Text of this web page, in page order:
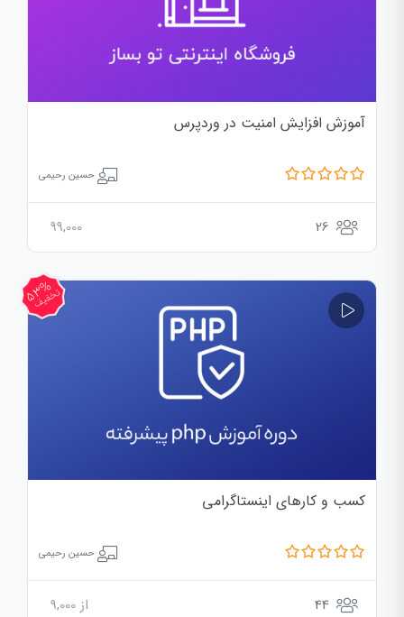
آموزش افزایش امنیت در وردپرس
حسین رحیمی
26
99,000
53%
تخفیف
کسب‌ و کارهای اینستاگرامی
حسین رحیمی
44 از 9,000